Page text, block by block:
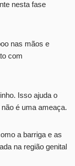
nesta fase
nas mãos e
com
Isso ajuda o
é uma ameaça.
a barriga e as
na região genital